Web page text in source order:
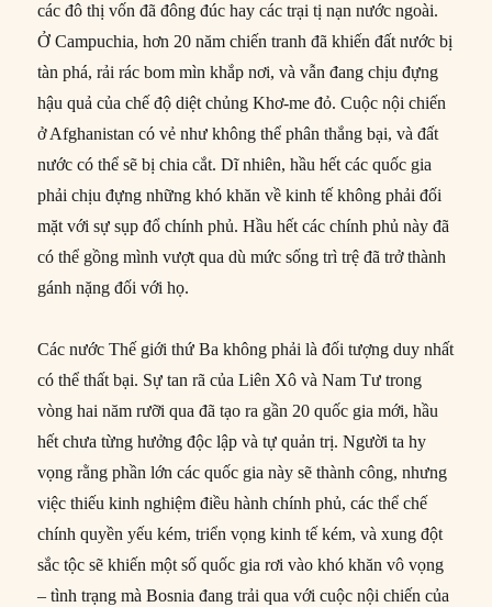
các đô thị vốn đã đông đúc hay các trại tị nạn nước ngoài.
Ở Campuchia, hơn 20 năm chiến tranh đã khiến đất nước bị
tàn phá, rải rác bom mìn khắp nơi, và vẫn đang chịu đựng
hậu quả của chế độ diệt chủng Khơ-me đỏ. Cuộc nội chiến
ở Afghanistan có vẻ như không thể phân thắng bại, và đất
nước có thể sẽ bị chia cắt. Dĩ nhiên, hầu hết các quốc gia
phải chịu đựng những khó khăn về kinh tế không phải đối
mặt với sự sụp đổ chính phủ. Hầu hết các chính phủ này đã
có thể gồng mình vượt qua dù mức sống trì trệ đã trở thành
gánh nặng đối với họ.
Các nước Thế giới thứ Ba không phải là đối tượng duy nhất
có thể thất bại. Sự tan rã của Liên Xô và Nam Tư trong
vòng hai năm rưỡi qua đã tạo ra gần 20 quốc gia mới, hầu
hết chưa từng hưởng độc lập và tự quản trị. Người ta hy
vọng rằng phần lớn các quốc gia này sẽ thành công, nhưng
việc thiếu kinh nghiệm điều hành chính phủ, các thể chế
chính quyền yếu kém, triển vọng kinh tế kém, và xung đột
sắc tộc sẽ khiến một số quốc gia rơi vào khó khăn vô vọng
– tình trạng mà Bosnia đang trải qua với cuộc nội chiến của